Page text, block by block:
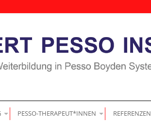
PESSO-THERAPEUT*INNEN REFERENZEN